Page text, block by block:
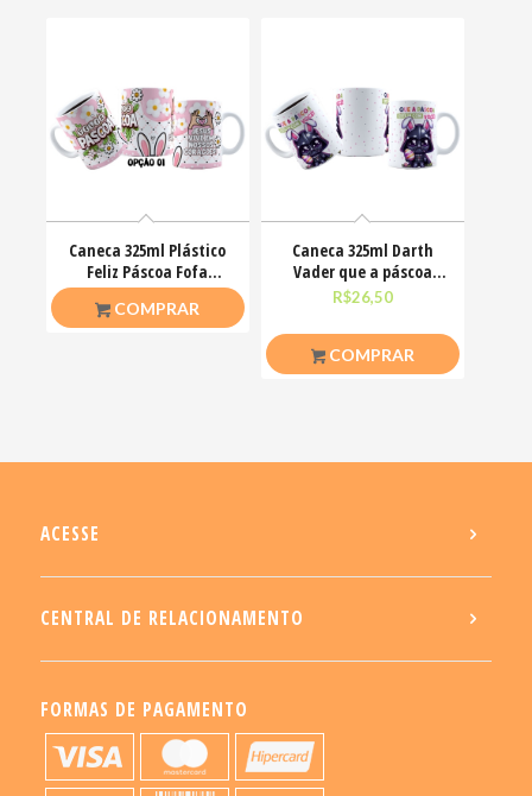
Caneca 325ml Plástico
Feliz Páscoa Fofa
Coelhinhos Mimos
COMPRAR
Caneca 325ml Darth
Vader que a páscoa
esteja com você
R$26,50
COMPRAR
ACESSE
CENTRAL DE RELACIONAMENTO
FORMAS DE PAGAMENTO